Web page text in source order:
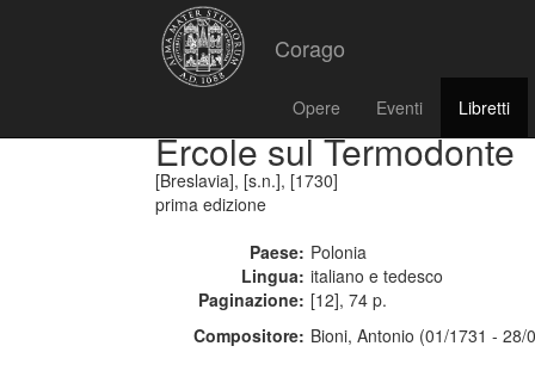
Corago
Opere Eventi Libretti
Ercole sul Termodonte
[Breslavia], [s.n.], [1730]
prima edizione
Paese: Polonia
Lingua: italiano e tedesco
Paginazione: [12], 74 p.
Compositore: Bioni, Antonio (01/1731 - 28/